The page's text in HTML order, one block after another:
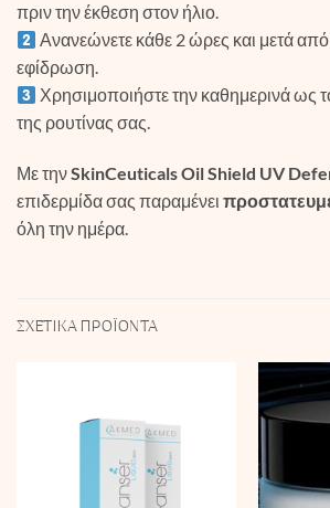
πριν την έκθεση στον ήλιο.
Ανανεώνετε κάθε 2 ώρες και μετά
εφίδρωση.
Χρησιμοποιήστε την καθημερινά ως
της ρουτίνας σας.
Με τηνSkinCeuticals Oil Shield UV
επιδερμίδα σας παραμένει
όλη την ημέρα.
ΣΧΕΤΙΚΆ ΠΡΟΪΌΝΤΑ